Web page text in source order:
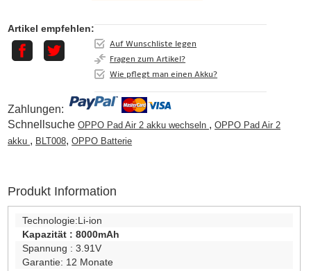
Artikel empfehlen:
Auf Wunschliste legen
Fragen zum Artikel?
Wie pflegt man einen Akku?
Zahlungen:
SchnellsucheOPPO Pad Air 2 akku wechseln ,OPPO Pad Air 2
akku , BLT008,OPPO Batterie
Produkt Information
Technologie:Li-ion
Kapazität :8000mAh
Spannung :3.91V
Garantie: 12 Monate